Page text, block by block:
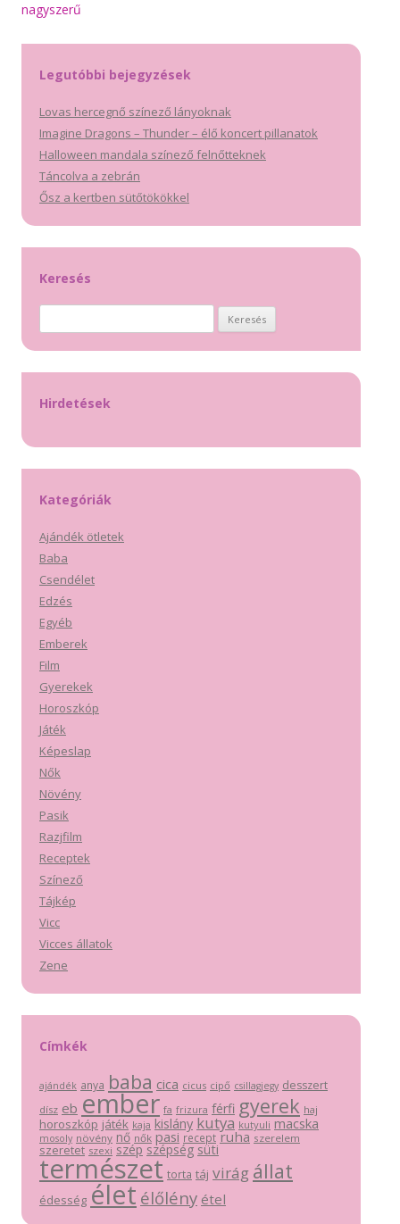
navigáció
nagyszerű
Legutóbbi bejegyzések
Lovas hercegnő színező lányoknak
Imagine Dragons – Thunder – élő koncert pillanatok
Halloween mandala színező felnőtteknek
Táncolva a zebrán
Ősz a kertben sütőtökökkel
Keresés
Hirdetések
Kategóriák
Ajándék ötletek
Baba
Csendélet
Edzés
Egyéb
Emberek
Film
Gyerekek
Horoszkóp
Játék
Képeslap
Nők
Növény
Pasik
Razjfilm
Receptek
Színező
Tájkép
Vicc
Vicces állatok
Zene
Címkék
ajándék anya baba cica cicus cipő csillagjegy desszert
dísz eb ember fa frizura férfi gyerek haj
horoszkóp játék kaja kislány kutya kutyuli macska
mosoly növény nő nők pasi recept ruha szerelem
szeretet szexi szép szépség süti
természet torta táj virág állat
édesség élet élőlény étel